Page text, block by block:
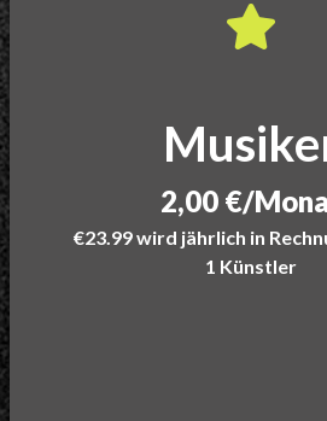
2,00 €/
€23.99 wird jährlich in
1 Künstler